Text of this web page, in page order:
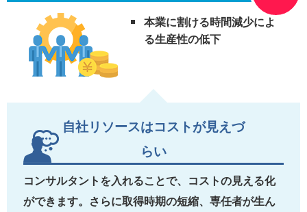
本業に割ける時間減少によ
る生産性の低下
自社リソースはコストが見えづ
らい
コンサルタントを入れることで、コストの見える化
ができます。さらに取得時期の短縮、専任者が生ん